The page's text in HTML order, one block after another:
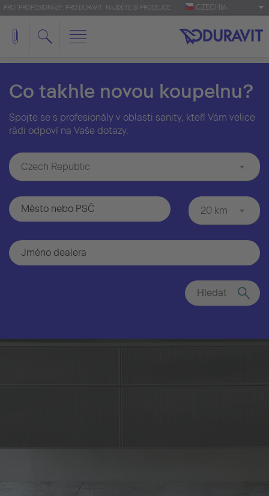
PRO 'PROFESIONÁLY': PRO.DURAVIT NAJDĚTE SI PRODEJCE CZECHIA
Co takhle novou koupelnu?
Spojte se s profesionály v oblasti sanity, kteří Vám velice
rádi odpoví na Vaše dotazy.
Czech Republic
20 km
Hledat